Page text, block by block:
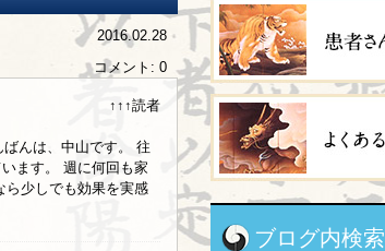
2016.02.28
コメント: 0
↑↑↑ ↑↑↑読者
んは、中山です。 往
ます。 週に何回も家
ら少しでも効果を実感
ブログ内検索